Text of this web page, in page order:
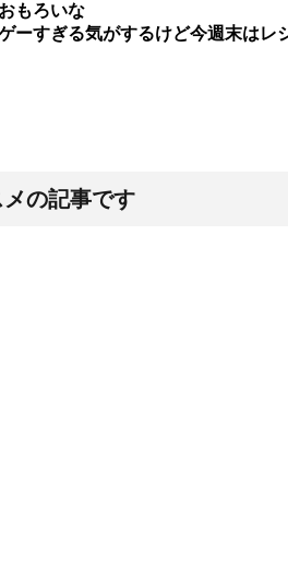
もろいな
ーすぎる気がするけど今週末はレ
の記事です